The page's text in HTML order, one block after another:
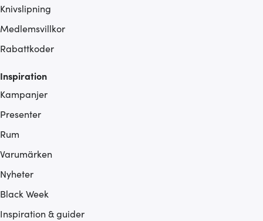
Knivslipning
Medlemsvillkor
Rabattkoder
Inspiration
Kampanjer
Presenter
Rum
Varumärken
Nyheter
Black Week
Inspiration & guider